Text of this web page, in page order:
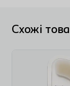
надійного
Схожі